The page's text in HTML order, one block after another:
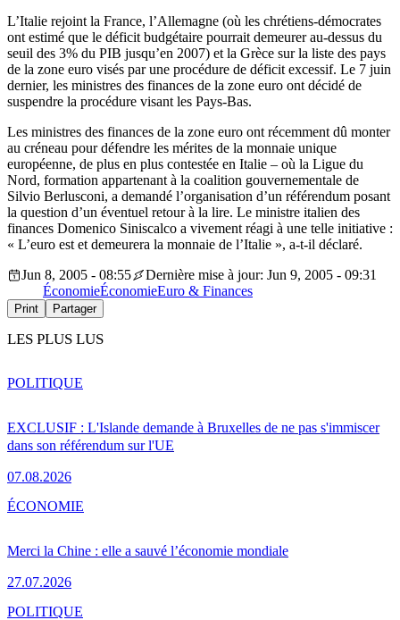
L’Italie rejoint la France, l’Allemagne (où les chrétiens-démocrates
ont estimé que le déficit budgétaire pourrait demeurer au-dessus du
seuil des 3% du PIB jusqu’en 2007) et la Grèce sur la liste des pays
de la zone euro visés par une procédure de déficit excessif. Le 7 juin
dernier, les ministres des finances de la zone euro ont décidé de
suspendre la procédure visant les Pays-Bas.
Les ministres des finances de la zone euro ont récemment dû monter
au créneau pour défendre les mérites de la monnaie unique
européenne, de plus en plus contestée en Italie – où la Ligue du
Nord, formation appartenant à la coalition gouvernementale de
Silvio Berlusconi, a demandé l’organisation d’un référendum posant
la question d’un éventuel retour à la lire. Le ministre italien des
finances Domenico Siniscalco a vivement réagi à une telle initiative :
« L’euro est et demeurera la monnaie de l’Italie », a-t-il déclaré.
Jun 8, 2005 - 08:55
Dernière mise à jour: Jun 9, 2005 - 09:31
ÉconomieÉconomieEuro & Finances
Print Partager
LES PLUS LUS
EXCLUSIF : L'Islande demande à Bruxelles de ne pas s'immiscer
dans son référendum sur l'UE
07.08.2026
POLITIQUE
Merci la Chine : elle a sauvé l’économie mondiale
27.07.2026
ÉCONOMIE
POLITIQUE